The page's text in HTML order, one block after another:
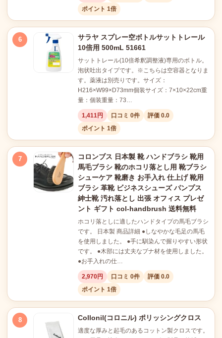
ポイント 1倍
6
サラヤ スプレー空ボトルサットトレール
10倍用 500mL 51661
サットトレール(10倍希釈調整液)専用のボトル。
泡状吐出タイプです。※こちらは空容器となりま
す。薬液は別売りです。サイズ：
H216×W99×D73mm個装サイズ：7×10×22cm重
量：個装重量：73…
1,411円 口コミ 0件
評価 0.0
ポイント 1倍
7
コロンブス 日本製 靴 ハンドブラシ 靴用
馬毛ブラシ 靴のホコリ落とし用 靴ブラシ
シューケア 靴磨き お手入れ 仕上げ 靴用
ブラシ 革靴 ビジネスシューズ パンプス
紳士靴 汚れ落とし 出張 オフィス プレゼ
ント ギフト col-handbrush 送料無料
ホコリ落としに適したハンドタイプの馬毛ブラシ
です。 日本製 商品詳細 ●しなやかな毛足の馬毛
を使用しました。 ●手に馴染んで握りやすい形状
です。 ●木部には丈夫なブナ材を使用しました。
●お手入れの仕…
2,970円 口コミ 0件
評価 0.0
ポイント 1倍
8 Collonil(コロニル) ポリッシングクロス
適度な厚みと起毛のあるコットン製クロスです。